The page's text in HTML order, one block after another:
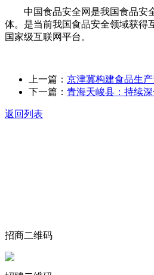
中国食品安全网是我国食品安
体。是当前我国食品安全领域获得
国家级互联网平台。
上一篇： 京津冀构建食品生
下一篇： 青海天峻县：持续
返回列表
招商二维码